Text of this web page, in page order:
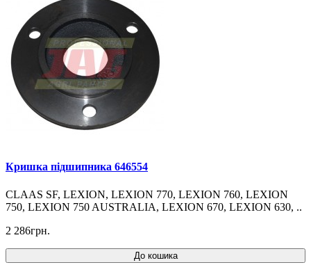
Кришка підшипника 646554
CLAAS SF, LEXION, LEXION 770, LEXION 760, LEXION
750, LEXION 750 AUSTRALIA, LEXION 670, LEXION 630, ..
2 286грн.
До кошика